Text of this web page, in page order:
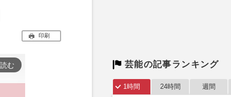
印刷
む 芸能の記事ランキング
1時間 24時間 週間